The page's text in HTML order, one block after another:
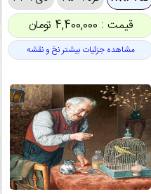
قیمت : 4,400,000 تومان
مشاهده جزئیات بیشتر نخ و نقشه